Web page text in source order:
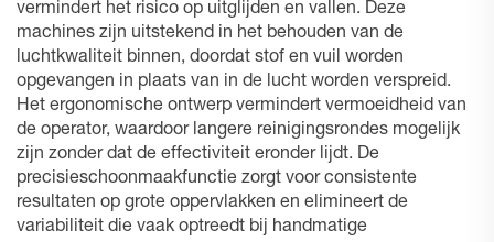
vermindert het risico op uitglijden en vallen. Deze
machines zijn uitstekend in het behouden van de
luchtkwaliteit binnen, doordat stof en vuil worden
opgevangen in plaats van in de lucht worden verspreid.
Het ergonomische ontwerp vermindert vermoeidheid van
de operator, waardoor langere reinigingsrondes mogelijk
zijn zonder dat de effectiviteit eronder lijdt. De
precisieschoonmaakfunctie zorgt voor consistente
resultaten op grote oppervlakken en elimineert de
variabiliteit die vaak optreedt bij handmatige